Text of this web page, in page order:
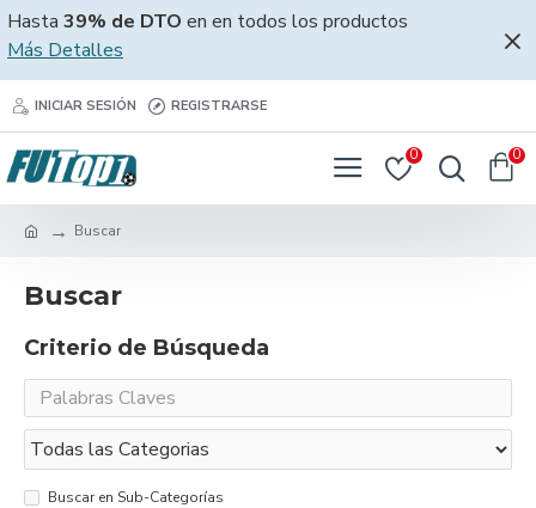
Hasta 39% de DTO en en todos los productos
Más Detalles
INICIAR SESIÓN REGISTRARSE
0 0
Buscar
Buscar
Criterio de Búsqueda
Buscar en Sub-Categorías